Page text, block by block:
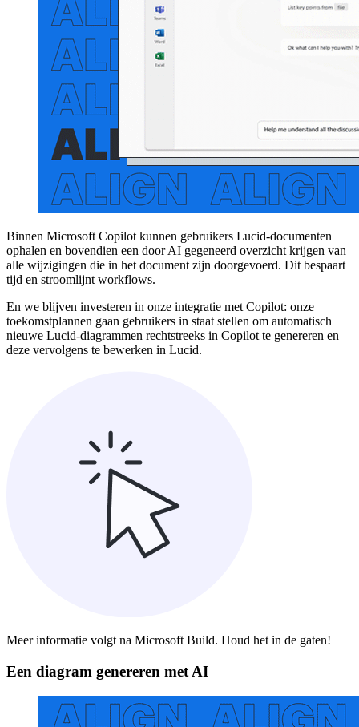
Binnen Microsoft Copilot kunnen gebruikers Lucid-documenten
ophalen en bovendien een door AI gegeneerd overzicht krijgen van
alle wijzigingen die in het document zijn doorgevoerd. Dit bespaart
tijd en stroomlijnt workflows.
En we blijven investeren in onze integratie met Copilot: onze
toekomstplannen gaan gebruikers in staat stellen om automatisch
nieuwe Lucid-diagrammen rechtstreeks in Copilot te genereren en
deze vervolgens te bewerken in Lucid.
Meer informatie volgt na Microsoft Build. Houd het in de gaten!
Een diagram genereren met AI